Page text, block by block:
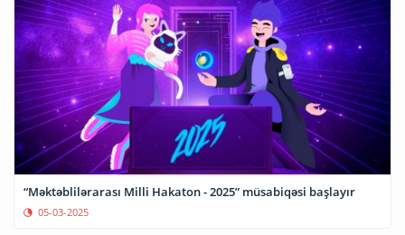
“Məktəblilərarası Milli Hakaton - 2025” müsabiqəsi başlayır
05-03-2025